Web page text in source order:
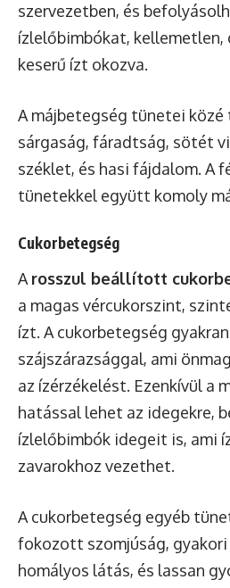
szervezetben, és
ízlelőbimbókat, kellemetlen,
keserű ízt okozva.
A májbetegség tünetei
sárgaság, fáradtság, sötét
széklet, és hasi fájdalom. A
tünetekkel együtt komoly
Cukorbetegség
A rosszul beállított
a magas vércukorszint,
ízt. A cukorbetegség
szájszárazsággal, ami
az ízérzékelést. Ezenkívül a
hatással lehet az idegekre,
ízlelőbimbók idegeit is, ami
zavarokhoz vezethet.
A cukorbetegség egyéb
fokozott szomjúság,
homályos látás, és lassan